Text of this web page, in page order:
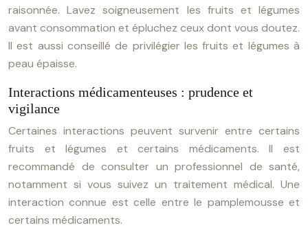
raisonnée. Lavez soigneusement les fruits et légumes
avant consommation et épluchez ceux dont vous doutez.
Il est aussi conseillé de privilégier les fruits et légumes à
peau épaisse.
Interactions médicamenteuses : prudence et
vigilance
Certaines interactions peuvent survenir entre certains
fruits et légumes et certains médicaments. Il est
recommandé de consulter un professionnel de santé,
notamment si vous suivez un traitement médical. Une
interaction connue est celle entre le pamplemousse et
certains médicaments.